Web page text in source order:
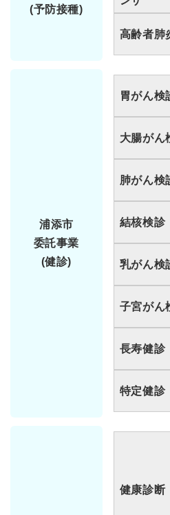
(予防接種)
高齢者肺
浦添市
委託事業
(健診)
胃がん検
大腸がん
肺がん検
結核検診
乳がん検
子宮がん
長寿健診
特定健診
健康診断